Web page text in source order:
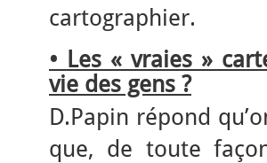
cartographier.
• Les « vraies »
vie des gens ?
D.Papin répond
que, de toute